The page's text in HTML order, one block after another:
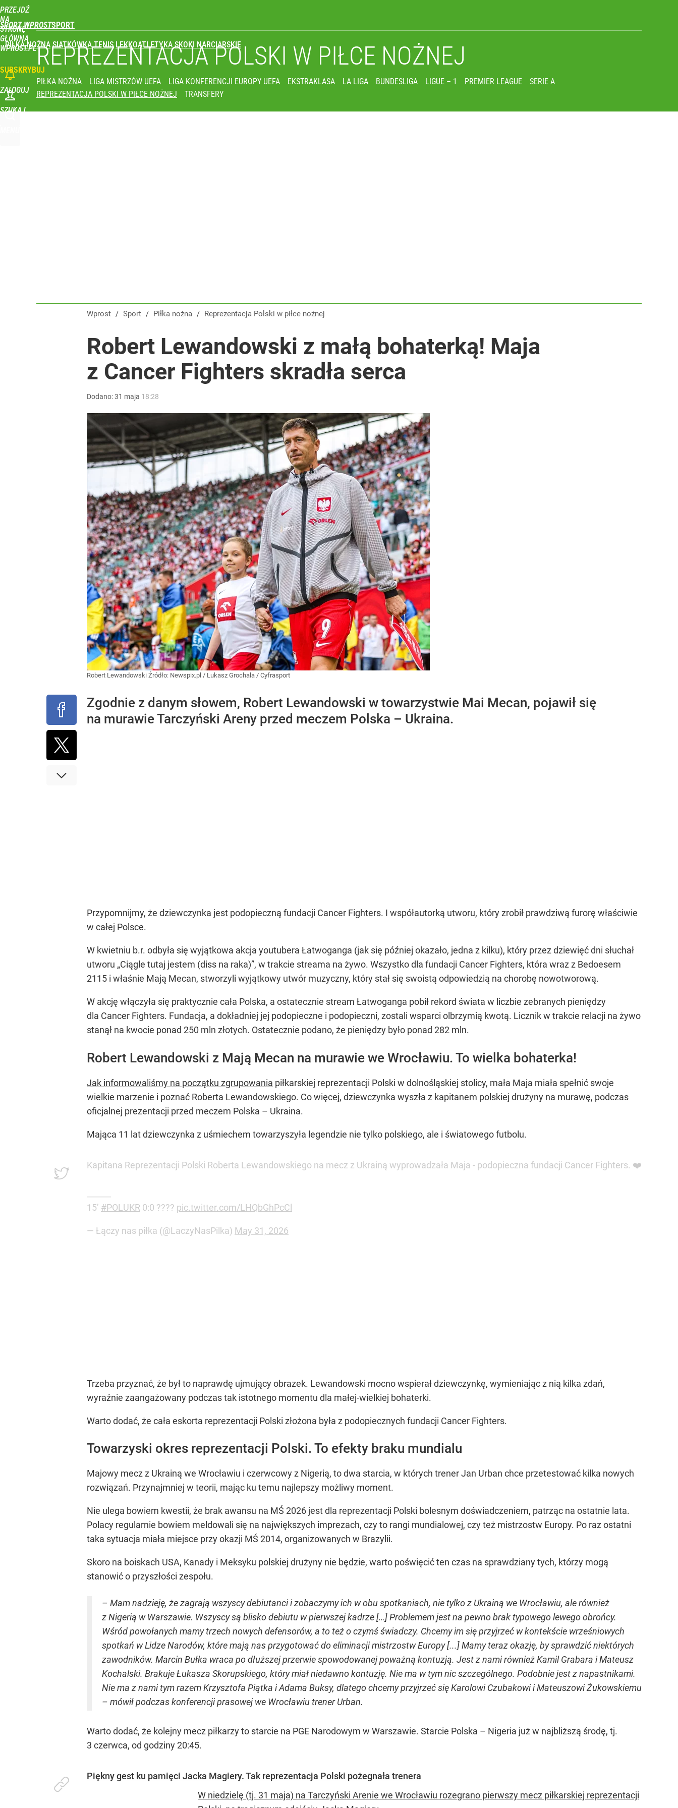
PRZEJDŹ
NA
STRONĘ
GŁÓWNĄ
WPROST.PL
SPORT WPROST
PIŁKA NOŻNA SIATKÓWKA TENIS LEKKOATLETYKA SKOKI NARCIARSKIE
SUBSKRYBUJ
ZALOGUJ
SZUKAJ
REPREZENTACJA POLSKI W PIŁCE NOŻNEJ
PIŁKA NOŻNA LIGA MISTRZÓW UEFA LIGA KONFERENCJI EUROPY UEFA EKSTRAKLASA LA LIGA BUNDESLIGA LIGUE – 1 PREMIER LEAGUE
SERIE A
REPREZENTACJA POLSKI W PIŁCE NOŻNEJ
TRANSFERY
Wprost / Sport / Piłka nożna / Reprezentacja Polski w piłce nożnej
Robert Lewandowski z małą bohaterką! Maja
z Cancer Fighters skradła serca
Dodano:31 maja 18:28
Robert Lewandowski Źródło: Newspix.pl / Lukasz Grochala / Cyfrasport
Zgodnie z danym słowem, Robert Lewandowski w towarzystwie Mai Mecan, pojawił się
na murawie Tarczyński Areny przed meczem Polska – Ukraina.
Przypomnijmy, że dziewczynka jest podopieczną fundacji Cancer Fighters. I współautorką utworu, który zrobił prawdziwą furorę właściwie
w całej Polsce.
W kwietniu b.r. odbyła się wyjątkowa akcja youtubera Łatwoganga (jak się później okazało, jedna z kilku), który przez dziewięć dni słuchał
utworu „Ciągle tutaj jestem (diss na raka)”, w trakcie streama na żywo. Wszystko dla fundacji Cancer Fighters, która wraz z Bedoesem
2115 i właśnie Mają Mecan, stworzyli wyjątkowy utwór muzyczny, który stał się swoistą odpowiedzią na chorobę nowotworową.
W akcję włączyła się praktycznie cała Polska, a ostatecznie stream Łatwoganga pobił rekord świata w liczbie zebranych pieniędzy
dla Cancer Fighters. Fundacja, a dokładniej jej podopieczne i podopieczni, zostali wsparci olbrzymią kwotą. Licznik w trakcie relacji na żywo
stanął na kwocie ponad 250 mln złotych. Ostatecznie podano, że pieniędzy było ponad 282 mln.
Robert Lewandowski z Mają Mecan na murawie we Wrocławiu. To wielka bohaterka!
Jak informowaliśmy na początku zgrupowania piłkarskiej reprezentacji Polski w dolnośląskiej stolicy, mała Maja miała spełnić swoje
wielkie marzenie i poznać Roberta Lewandowskiego. Co więcej, dziewczynka wyszła z kapitanem polskiej drużyny na murawę, podczas
oficjalnej prezentacji przed meczem Polska – Ukraina.
Mająca 11 lat dziewczynka z uśmiechem towarzyszyła legendzie nie tylko polskiego, ale i światowego futbolu.
Kapitana Reprezentacji Polski Roberta Lewandowskiego na mecz z Ukrainą wyprowadzała Maja - podopieczna fundacji Cancer Fighters. ❤️
15’ #POLUKR 0:0 ???? pic.twitter.com/LHQbGhPcCl
— Łączy nas piłka (@LaczyNasPilka) May 31, 2026
Trzeba przyznać, że był to naprawdę ujmujący obrazek. Lewandowski mocno wspierał dziewczynkę, wymieniając z nią kilka zdań,
wyraźnie zaangażowany podczas tak istotnego momentu dla małej-wielkiej bohaterki.
Warto dodać, że cała eskorta reprezentacji Polski złożona była z podopiecznych fundacji Cancer Fighters.
Towarzyski okres reprezentacji Polski. To efekty braku mundialu
Majowy mecz z Ukrainą we Wrocławiu i czerwcowy z Nigerią, to dwa starcia, w których trener Jan Urban chce przetestować kilka nowych
rozwiązań. Przynajmniej w teorii, mając ku temu najlepszy możliwy moment.
Nie ulega bowiem kwestii, że brak awansu na MŚ 2026 jest dla reprezentacji Polski bolesnym doświadczeniem, patrząc na ostatnie lata.
Polacy regularnie bowiem meldowali się na największych imprezach, czy to rangi mundialowej, czy też mistrzostw Europy. Po raz ostatni
taka sytuacja miała miejsce przy okazji MŚ 2014, organizowanych w Brazylii.
Skoro na boiskach USA, Kanady i Meksyku polskiej drużyny nie będzie, warto poświęcić ten czas na sprawdziany tych, którzy mogą
stanowić o przyszłości zespołu.
– Mam nadzieję, że zagrają wszyscy debiutanci i zobaczymy ich w obu spotkaniach, nie tylko z Ukrainą we Wrocławiu, ale również
z Nigerią w Warszawie. Wszyscy są blisko debiutu w pierwszej kadrze […] Problemem jest na pewno brak typowego lewego obrońcy.
Wśród powołanych mamy trzech nowych defensorów, a to też o czymś świadczy. Chcemy im się przyjrzeć w kontekście wrześniowych
spotkań w Lidze Narodów, które mają nas przygotować do eliminacji mistrzostw Europy [...] Mamy teraz okazję, by sprawdzić niektórych
zawodników. Marcin Bułka wraca po dłuższej przerwie spowodowanej poważną kontuzją. Jest z nami również Kamil Grabara i Mateusz
Kochalski. Brakuje Łukasza Skorupskiego, który miał niedawno kontuzję. Nie ma w tym nic szczególnego. Podobnie jest z napastnikami.
Nie ma z nami tym razem Krzysztofa Piątka i Adama Buksy, dlatego chcemy przyjrzeć się Karolowi Czubakowi i Mateuszowi Żukowskiemu
– mówił podczas konferencji prasowej we Wrocławiu trener Urban.
Warto dodać, że kolejny mecz piłkarzy to starcie na PGE Narodowym w Warszawie. Starcie Polska – Nigeria już w najbliższą środę, tj.
3 czerwca, od godziny 20:45.
Piękny gest ku pamięci Jacka Magiery. Tak reprezentacja Polski pożegnała trenera
W niedzielę (tj. 31 maja) na Tarczyński Arenie we Wrocławiu rozegrano pierwszy mecz piłkarskiej reprezentacji